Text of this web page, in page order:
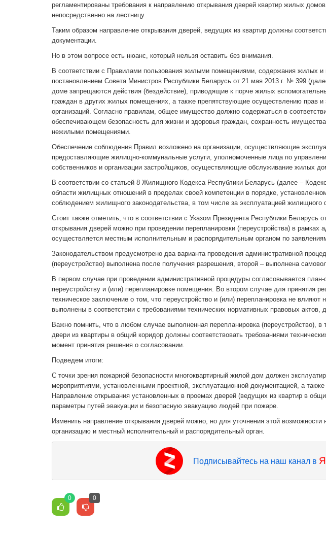
регламентированы требования к направлению открывания дверей квартир жилых
непосредственно на лестницу.
Таким образом направление открывания дверей, ведущих из квартир должны
документации.
Но в этом вопросе есть нюанс, который нельзя оставить без внимания.
В соответствии с Правилами пользования жилыми помещениями, содержания жилых
постановлением Совета Министров Республики Беларусь от 21 мая 2013 г. № 399
доме запрещаются действия (бездействие), приводящие к порче жилых
граждан в других жилых помещениях, а также препятствующие осуществлению прав и
организаций. Согласно правилам, общее имущество должно содержаться в
обеспечивающем безопасность для жизни и здоровья граждан, сохранность
нежилыми помещениями.
Обеспечение соблюдения Правил возложено на организации, осуществляющие
предоставляющие жилищно-коммунальные услуги, уполномоченные лица по
собственников и организации застройщиков, осуществляющие обслуживание жилых
В соответствии со статьей 8 Жилищного Кодекса Республики Беларусь (далее –
области жилищных отношений в пределах своей компетенции в порядке,
соблюдением жилищного законодательства, в том числе за эксплуатацией жилищного
Стоит также отметить, что в соответствии с Указом Президента Республики Беларусь
открывания дверей можно при проведении перепланировки (переустройства) в рамках
осуществляется местным исполнительным и распорядительным органом по
Законодательством предусмотрено два варианта проведения административной
(переустройство) выполнена после получения разрешения, второй – выполнена
В первом случае при проведении административной процедуры согласовывается
переустройству и (или) перепланировке помещения. Во втором случае для принятия
техническое заключение о том, что переустройство и (или) перепланировка не влияют
выполнены в соответствии с требованиями технических нормативных правовых
Важно помнить, что в любом случае выполненная перепланировка (переустройство),
двери из квартиры в общий коридор должны соответствовать требованиями
момент принятия решения о согласовании.
Подведем итоги:
С точки зрения пожарной безопасности многоквартирный жилой дом должен
мероприятиями, установленными проектной, эксплуатационной документацией, а
Направление открывания установленных в проемах дверей (ведущих из квартир в
параметры путей эвакуации и безопасную эвакуацию людей при пожаре.
Изменить направление открывания дверей можно, но для уточнения этой
организацию и местный исполнительный и распорядительный орган.
Подписывайтесь на наш канал в
0 0